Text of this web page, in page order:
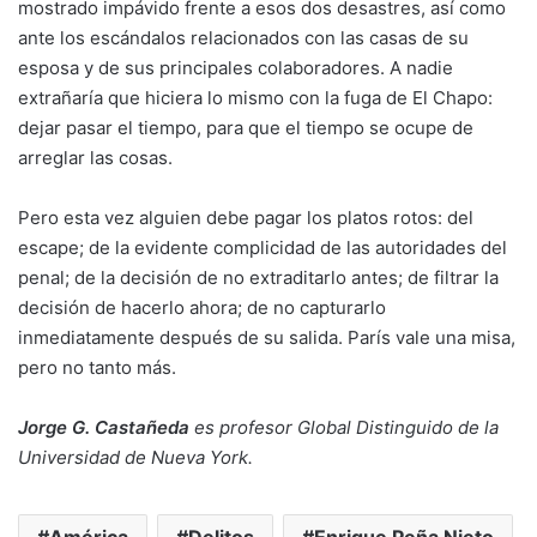
mostrado impávido frente a esos dos desastres, así como
ante los escándalos relacionados con las casas de su
esposa y de sus principales colaboradores. A nadie
extrañaría que hiciera lo mismo con la fuga de El Chapo:
dejar pasar el tiempo, para que el tiempo se ocupe de
arreglar las cosas.
Pero esta vez alguien debe pagar los platos rotos: del
escape; de la evidente complicidad de las autoridades del
penal; de la decisión de no extraditarlo antes; de filtrar la
decisión de hacerlo ahora; de no capturarlo
inmediatamente después de su salida. París vale una misa,
pero no tanto más.
Jorge G. Castañeda es profesor Global Distinguido de la
Universidad de Nueva York.